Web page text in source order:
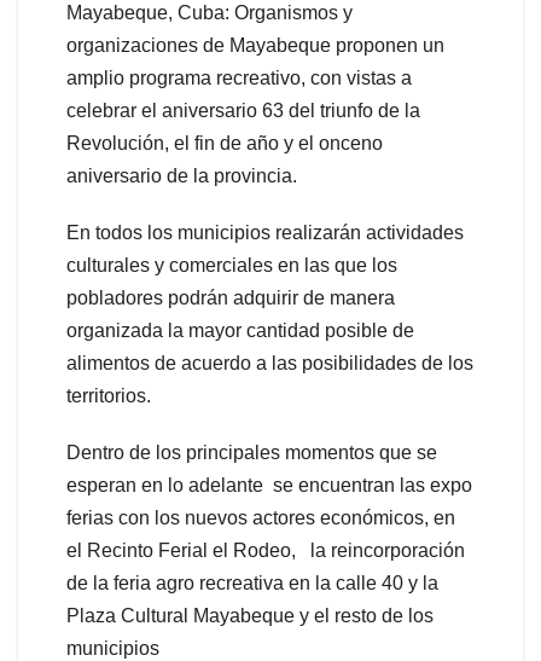
Mayabeque, Cuba: Organismos y
organizaciones de Mayabeque proponen un
amplio programa recreativo, con vistas a
celebrar el aniversario 63 del triunfo de la
Revolución, el fin de año y el onceno
aniversario de la provincia.
En todos los municipios realizarán actividades
culturales y comerciales en las que los
pobladores podrán adquirir de manera
organizada la mayor cantidad posible de
alimentos de acuerdo a las posibilidades de los
territorios.
Dentro de los principales momentos que se
esperan en lo adelante se encuentran las expo
ferias con los nuevos actores económicos, en
el Recinto Ferial el Rodeo, la reincorporación
de la feria agro recreativa en la calle 40 y la
Plaza Cultural Mayabeque y el resto de los
municipios